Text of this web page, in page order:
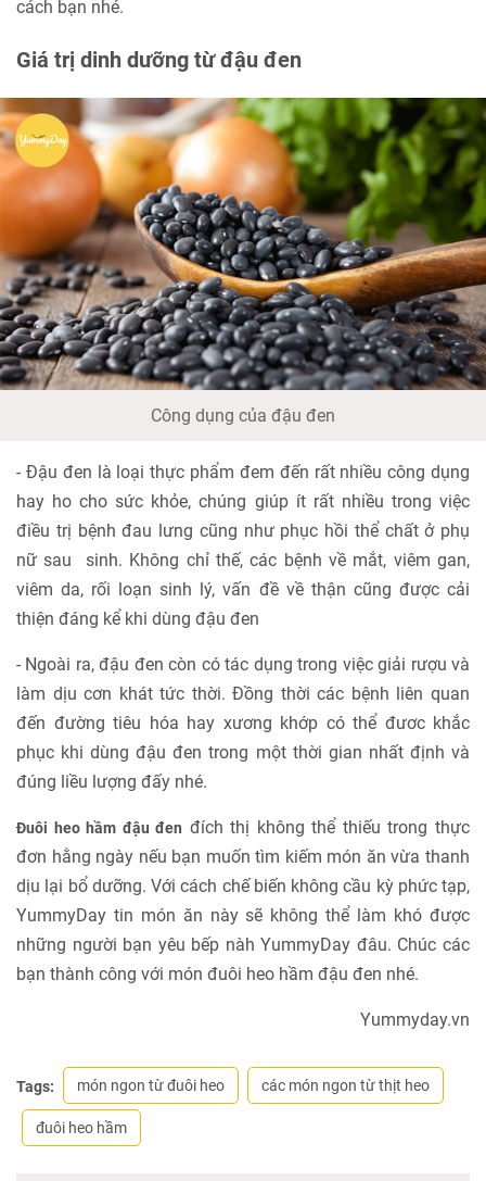
cách bạn nhé.
Giá trị dinh dưỡng từ đậu đen
Công dụng của đậu đen
- Đậu đen là loại thực phẩm đem đến rất nhiều công dụng
hay ho cho sức khỏe, chúng giúp ít rất nhiều trong việc
điều trị bệnh đau lưng cũng như phục hồi thể chất ở phụ
nữ sau sinh. Không chỉ thế, các bệnh về mắt, viêm gan,
viêm da, rối loạn sinh lý, vấn đề về thận cũng được cải
thiện đáng kể khi dùng đậu đen
- Ngoài ra, đậu đen còn có tác dụng trong việc giải rượu và
làm dịu cơn khát tức thời. Đồng thời các bệnh liên quan
đến đường tiêu hóa hay xương khớp có thể đươc khắc
phục khi dùng đậu đen trong một thời gian nhất định và
đúng liều lượng đấy nhé.
Đuôi heo hầm đậu đen đích thị không thể thiếu trong thực
đơn hằng ngày nếu bạn muốn tìm kiếm món ăn vừa thanh
dịu lại bổ dưỡng. Với cách chế biến không cầu kỳ phức tạp,
YummyDay tin món ăn này sẽ không thể làm khó được
những người bạn yêu bếp nàh YummyDay đâu. Chúc các
bạn thành công với món đuôi heo hầm đậu đen nhé.
Yummyday.vn
Tags: món ngon từ đuôi heo các món ngon từ thịt heo
đuôi heo hầm